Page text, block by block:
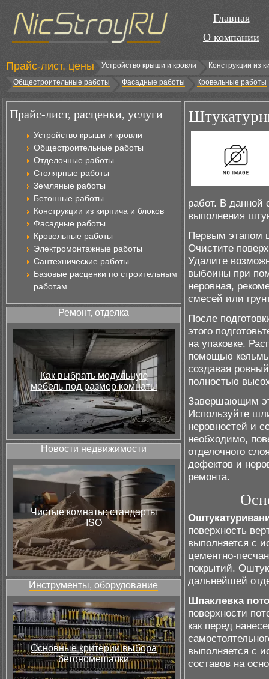
Главная
О компании
Прайс-лист, цены Устройство крыши и кровли
Конструкции из
Общестроительные работы
Фасадные работы Кровельные работы
Прайс-лист, расценки, услуги
Устройство крыши и кровли
Общестроительные работы
Отделочные работы
Столярные работы
Земляные работы
Бетонные работы
Конструкции из кирпича и блоков
Фасадные работы
Кровельные работы
Электромонтажные работы
Сантехнические работы
Базовые расценки по строительным
работам
Ремонт, отделка
Как выбрать модульную
мебель под размер комнаты
Новости недвижимости
Чистые комнаты: стандарты
ISO
Инструменты, оборудование
Основные критерии выбора
бетономешалки
работ. В данной
выполнения
Первым этапом
Очистите
Удалите
выбоины при
неровная,
смесей или
После
этого
на упаковке.
помощью
создавая
полностью
Завершающим
Используйте
неровностей и
необходимо,
отделочного
дефектов и
ремонта.
поверхность
выполняется с
цементно-
покрытий.
дальнейшей
Шпаклевка
поверхности
как перед
выполняется с
составов на